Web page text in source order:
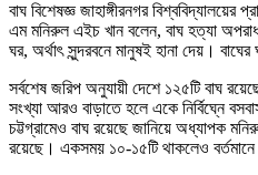
বাঘ বিশেষজ্ঞ জাহাঙ্গীরনগর বিশ্ববিদ্যালয়ের
এম মনিরুল এইচ খান বলেন, বাঘ হত্যা
ঘর, অর্থাৎ সুন্দরবনে মানুষই হানা দেয়।
সর্বশেষ জরিপ অনুযায়ী দেশে ১২৫টি বাঘ
সংখ্যা আরও বাড়াতে হলে একে নির্বিঘ্নে
চট্টগ্রামেও বাঘ রয়েছে জানিয়ে অধ্যাপক
রয়েছে। একসময় ১০-১৫টি থাকলেও বর্তমানে